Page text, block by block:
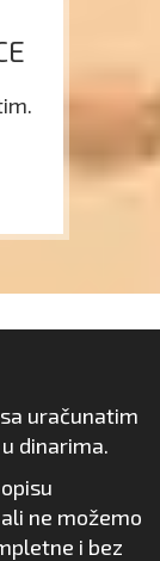
uračunatim
dinarima.
ne možemo
i bez